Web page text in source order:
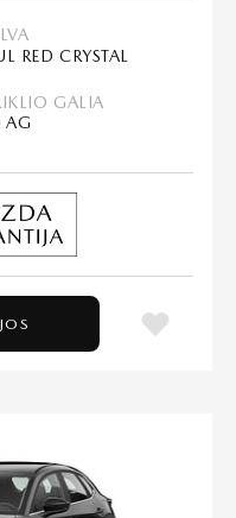
RED CRYSTAL
GALIA
AG